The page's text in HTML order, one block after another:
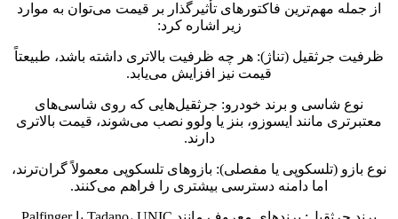
از جمله مهم‌ترین فاکتورهای تأثیرگذار بر قیمت می‌توان به موارد
زیر اشاره کرد:
ظرفیت جرثقیل (تناژ): هر چه ظرفیت بالاتری داشته باشد، طبیعتاً
قیمت نیز افزایش می‌یابد.
نوع شاسی و برند خودرو: جرثقیل‌هایی که روی شاسی‌های
معتبرتری مانند ایسوزو، بنز یا ولوو نصب می‌شوند، قیمت بالاتری
دارند.
نوع بازو (تلسکوپی یا مفصلی): بازوهای تلسکوپی معمولاً گران‌ترند،
اما دامنه دسترسی بیشتری را فراهم می‌کنند.